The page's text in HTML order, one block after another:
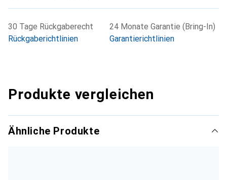
Barcode-Scannern arbeiten.
30 Tage Rückgaberecht
Rückgaberichtlinien
24 Monate Garantie (Bring-In)
Garantierichtlinien
Produkte vergleichen
Ähnliche Produkte